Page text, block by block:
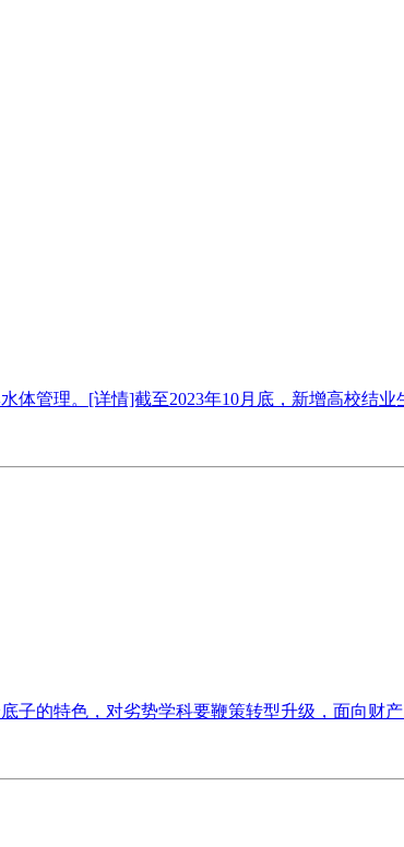
体管理。[详情]截至2023年10月底，新增高校结业
子的特色，对劣势学科要鞭策转型升级，面向财产